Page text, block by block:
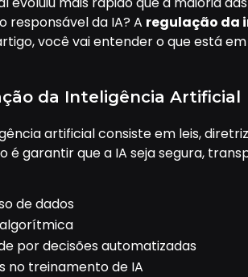
responsável da IA? A regulação da
você vai entender o que está
da Inteligência Artificial
artificial consiste em leis,
é garantir que a IA seja segura,
de dados
por decisões automatizadas
no treinamento de IA